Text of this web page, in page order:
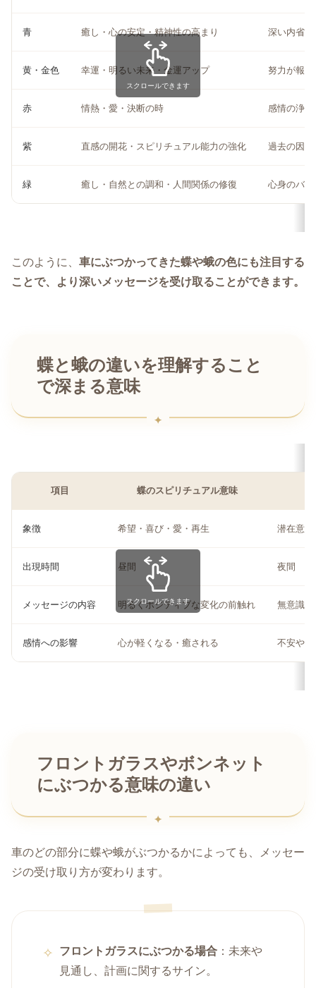
青 癒し・心の安定・精神性の高まり 深い内省
黄・金色 幸運・明るい未来・金運アップ 努力が報
赤 情熱・愛・決断の時 感情の浄
紫 直感の開花・スピリチュアル能力の強化 過去の因
緑 癒し・自然との調和・人間関係の修復 心身のバ
スクロールできます
このように、 車にぶつかってきた蝶や蛾の色にも注目する
ことで、より深いメッセージを受け取ることができます。
蝶と蛾の違いを理解すること
で深まる意味
項目 蝶のスピリチュアル意味
象徴 希望・喜び・愛・再生 潜在意
出現時間 昼間 夜間
メッセージの内容 明るくポジティブな変化の前触れ 無意識
感情への影響 心が軽くなる・癒される 不安や
スクロールできます
フロントガラスやボンネット
にぶつかる意味の違い
車のどの部分に蝶や蛾がぶつかるかによっても、メッセー
ジの受け取り方が変わります。
フロントガラスにぶつかる場合 ：未来や
見通し、計画に関するサイン。